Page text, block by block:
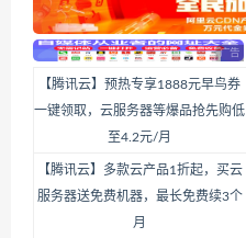
【腾讯云】预热专享1888元早鸟券
一键领取，云服务器等爆品抢先购低
至4.2元/月
【腾讯云】多款云产品1折起，买云
服务器送免费机器，最长免费续3个
月